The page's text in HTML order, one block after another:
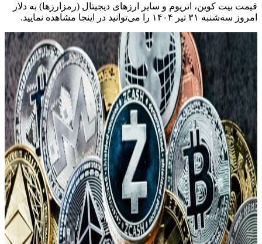
قیمت بیت کوین، اتریوم و سایر ارز‌های دیجیتال (رمزارزها) به دلار
امروز سه‌شنبه ۳۱ تیر ۱۴۰۴ را می‌توانید در اینجا مشاهده نمایید.